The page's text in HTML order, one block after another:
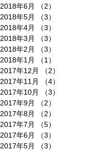
2018年6月
（2）
2018年5月
（3）
2018年4月
（3）
2018年3月
（3）
2018年2月
（3）
2018年1月
（1）
2017年12月
（2）
2017年11月
（4）
2017年10月
（3）
2017年9月
（2）
2017年8月
（2）
2017年7月
（5）
2017年6月
（3）
2017年5月
（3）